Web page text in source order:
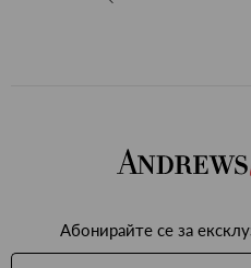
Абонирайте се за